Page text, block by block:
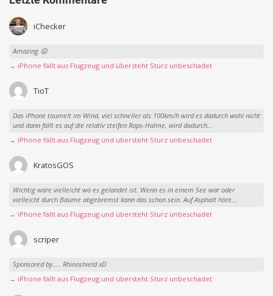
iChecker
Amazing 😜
→ iPhone fällt aus Flugzeug und übersteht Sturz unbeschadet
TioT
Das iPhone taumelt im Wind, viel schneller als 100km/h wird es dadurch wohl nicht
und dann fällt es auf die relativ steifen Raps-Halme, wird dadurch...
→ iPhone fällt aus Flugzeug und übersteht Sturz unbeschadet
KratosGOS
Wichtig wäre vielleicht wo es gelandet ist. Wenn es in einem See war oder
vielleicht durch Bäume abgebremst kann das schon sein. Auf Asphalt höre...
→ iPhone fällt aus Flugzeug und übersteht Sturz unbeschadet
scriper
Sponsored by….. Rhinoshield xD
→ iPhone fällt aus Flugzeug und übersteht Sturz unbeschadet